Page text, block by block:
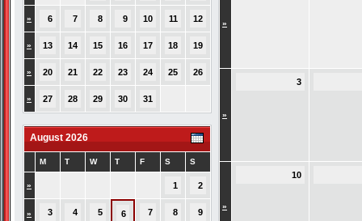
» 6 7 8 9 10 11 12
» 13 14 15 16 17 18 19
» 20 21 22 23 24 25 26
» 27 28 29 30 31
August 2026
M T W T F S S
» 1 2
» 3 4 5 6 7 8 9
»
»
3
»
10